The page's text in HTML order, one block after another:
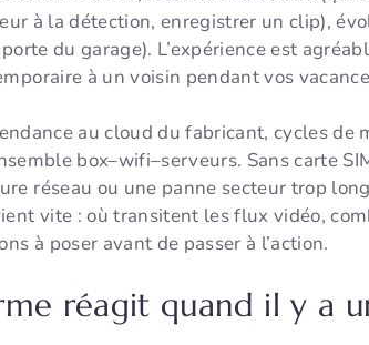
à la détection, enregistrer un clip),
du garage). L’expérience est
à un voisin pendant vos
au cloud du fabricant, cycles
box–wifi–serveurs. Sans carte
réseau ou une panne secteur trop
vite : où transitent les flux vidéo,
à poser avant de passer à l’action.
réagit quand il y a